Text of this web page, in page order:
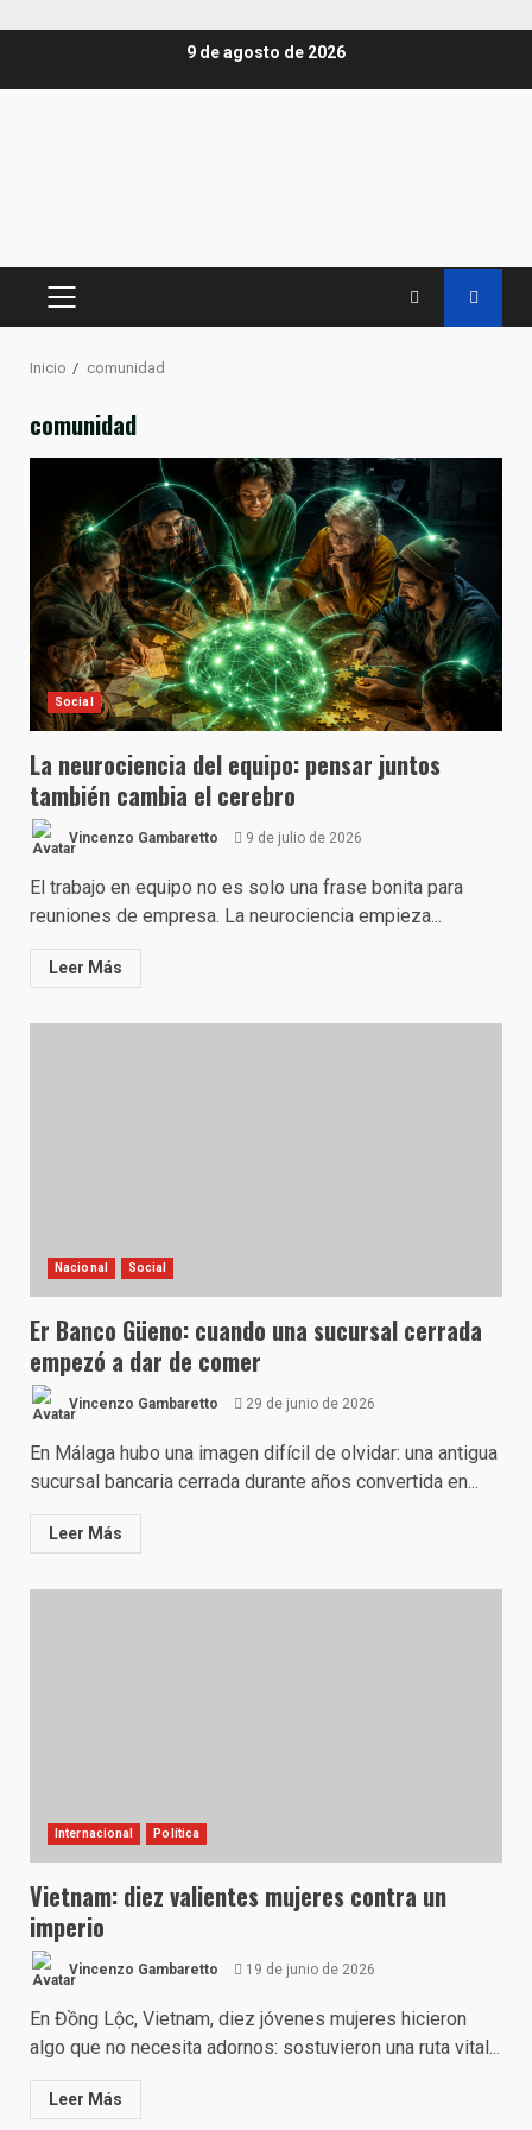
9 de agosto de 2026
MENÚ
Inicio comunidad
comunidad
Social
La neurociencia del equipo: pensar juntos
también cambia el cerebro
Vincenzo Gambaretto 9 de julio de 2026
El trabajo en equipo no es solo una frase bonita para
reuniones de empresa. La neurociencia empieza...
Leer Más
Nacional Social
Er Banco Güeno: cuando una sucursal cerrada
empezó a dar de comer
Vincenzo Gambaretto 29 de junio de 2026
En Málaga hubo una imagen difícil de olvidar: una antigua
sucursal bancaria cerrada durante años convertida en...
Leer Más
Internacional Política
Vietnam: diez valientes mujeres contra un
imperio
Vincenzo Gambaretto 19 de junio de 2026
En Đồng Lộc, Vietnam, diez jóvenes mujeres hicieron
algo que no necesita adornos: sostuvieron una ruta vital...
Leer Más